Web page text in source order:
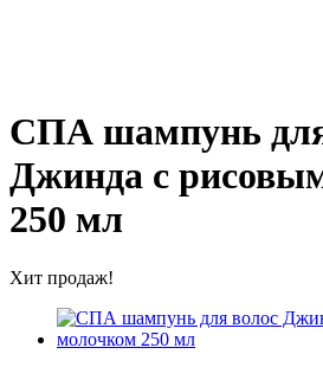
СПА шампунь
Джинда с
250 мл
Хит продаж!